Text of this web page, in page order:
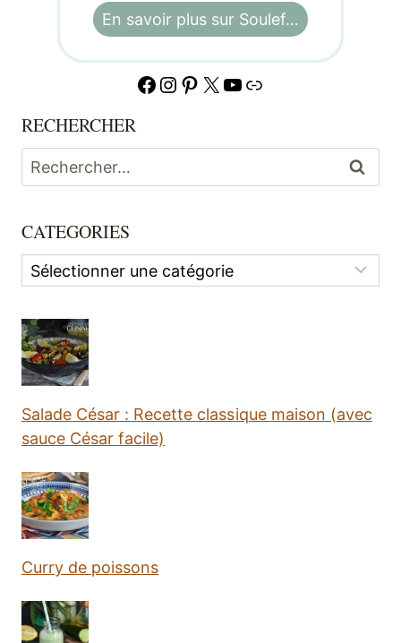
En savoir plus sur Soulef…
Facebook
Instagram
Pinterest
X YouTube
Lien
RECHERCHER
Rechercher :
CATEGORIES
Categories
Salade César : Recette classique maison (avec
sauce César facile)
Curry de poissons